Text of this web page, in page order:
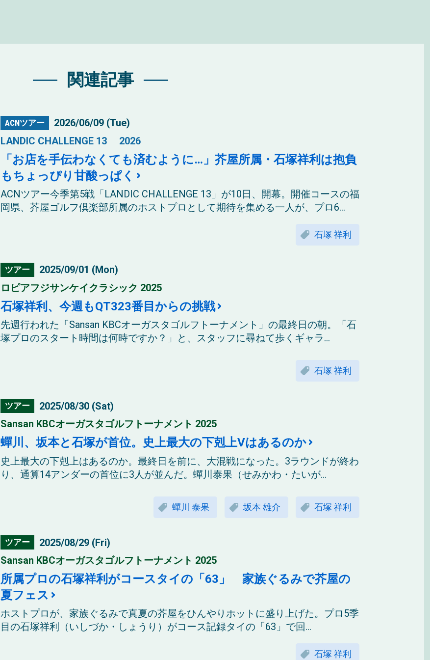
関連記事
ACNツアー
2026/06/09 (Tue)
LANDIC CHALLENGE 13 2026
「お店を手伝わなくても済むように…」芥屋所属・石塚祥利は抱負
もちょっぴり甘酸っぱく
ACNツアー今季第5戦「LANDIC CHALLENGE 13」が10日、開幕。開催コースの福
岡県、芥屋ゴルフ倶楽部所属のホストプロとして期待を集める一人が、プロ6...
石塚 祥利
ツアー
2025/09/01 (Mon)
ロピアフジサンケイクラシック 2025
石塚祥利、今週もQT323番目からの挑戦
先週行われた「Sansan KBCオーガスタゴルフトーナメント」の最終日の朝。「石
塚プロのスタート時間は何時ですか？」と、スタッフに尋ねて歩くギャラ...
石塚 祥利
ツアー
2025/08/30 (Sat)
Sansan KBCオーガスタゴルフトーナメント 2025
蟬川、坂本と石塚が首位。史上最大の下剋上Vはあるのか
史上最大の下剋上はあるのか。最終日を前に、大混戦になった。3ラウンドが終わ
り、通算14アンダーの首位に3人が並んだ。蟬川泰果（せみかわ・たいが...
蟬川 泰果 坂本 雄介 石塚 祥利
ツアー
2025/08/29 (Fri)
Sansan KBCオーガスタゴルフトーナメント 2025
所属プロの石塚祥利がコースタイの「63」 家族ぐるみで芥屋の
夏フェス
ホストプロが、家族ぐるみで真夏の芥屋をひんやりホットに盛り上げた。プロ5季
目の石塚祥利（いしづか・しょうり）がコース記録タイの「63」で回...
石塚 祥利